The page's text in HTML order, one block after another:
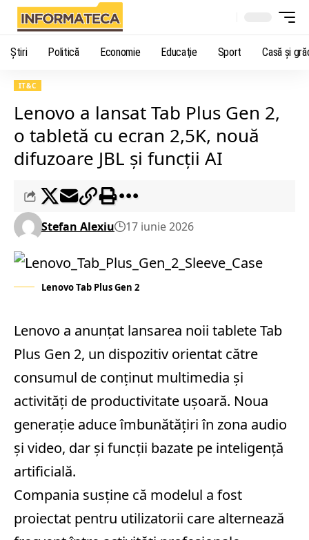
Știri Politică Economie Educaţie Sport Casă şi
IT&C
Lenovo a lansat Tab Plus Gen 2,
o tabletă cu ecran 2,5K, nouă
difuzoare JBL și funcții AI
Stefan Alexiu 17 iunie 2026
Lenovo Tab Plus Gen 2
Lenovo a anunțat lansarea noii tablete Tab
Plus Gen 2, un dispozitiv orientat către
consumul de conținut multimedia și
activități de productivitate ușoară. Noua
generație aduce îmbunătățiri în zona audio
și video, dar și funcții bazate pe inteligență
artificială.
Compania susține că modelul a fost
proiectat pentru utilizatorii care alternează